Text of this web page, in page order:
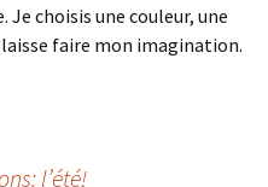
Je choisis une couleur, une
faire mon imagination.
l’été!